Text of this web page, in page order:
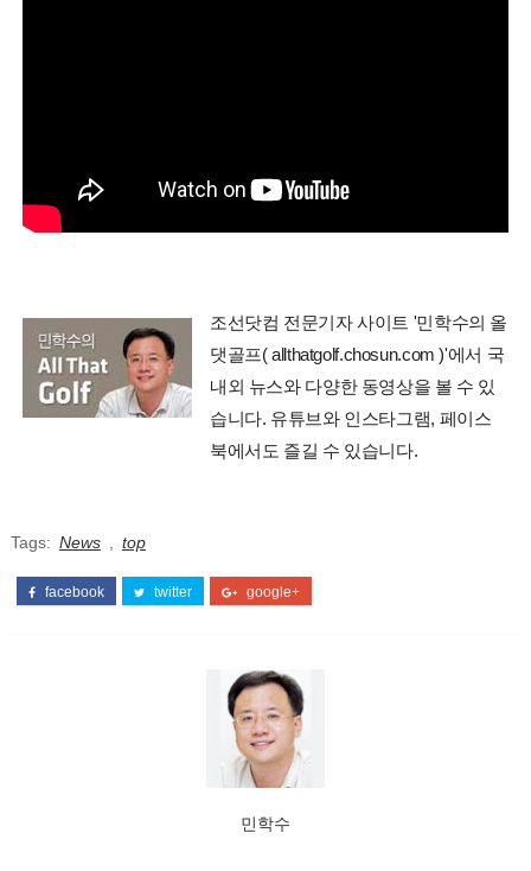
조선닷컴 전문기자 사이트 '민학수의 올
댓골프( allthatgolf.chosun.com )'에서 국
내외 뉴스와 다양한 동영상을 볼 수 있
습니다. 유튜브와 인스타그램, 페이스
북에서도 즐길 수 있습니다.
Tags: News top
facebook twitter google+
민학수